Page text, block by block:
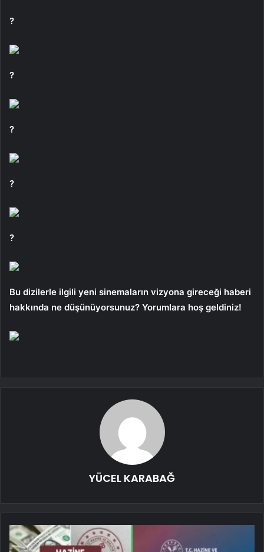
?
?
?
?
?
Bu dizilerle ilgili yeni sinemaların vizyona gireceği haberi
hakkında ne düşünüyorsunuz? Yorumlara hoş geldiniz!
YÜCEL KARABAĞ